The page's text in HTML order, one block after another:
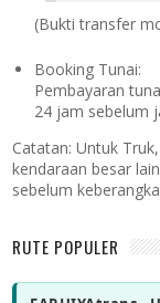
(Bukti transfer
Booking Tunai:
Pembayaran
24 jam sebelum
Catatan: Untuk
kendaraan besar
sebelum
RUTE POPULER